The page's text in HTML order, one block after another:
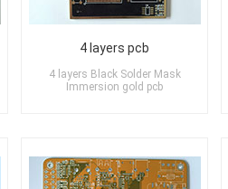
4 layers pcb
4 layers Black Solder Mask
Immersion gold pcb